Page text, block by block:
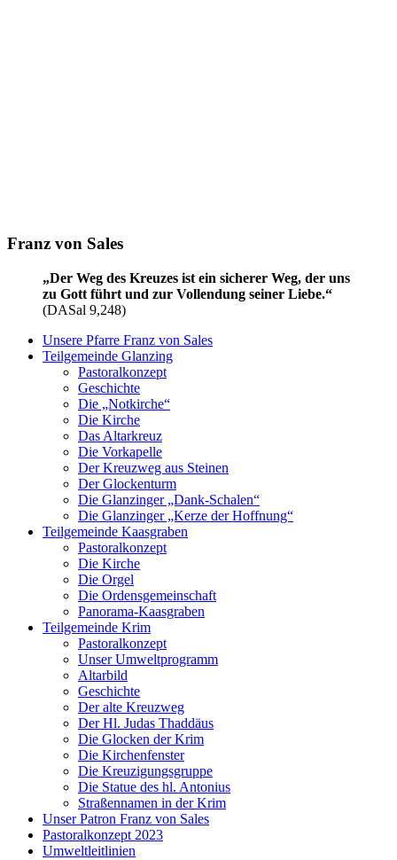
Franz von Sales
„Der Weg des Kreuzes ist ein sicherer Weg, der uns
zu Gott führt und zur Vollendung seiner Liebe.“
(DASal 9,248)
Unsere Pfarre Franz von Sales
Teilgemeinde Glanzing
Pastoralkonzept
Geschichte
Die „Notkirche“
Die Kirche
Das Altarkreuz
Die Vorkapelle
Der Kreuzweg aus Steinen
Der Glockenturm
Die Glanzinger „Dank-Schalen“
Die Glanzinger „Kerze der Hoffnung“
Teilgemeinde Kaasgraben
Pastoralkonzept
Die Kirche
Die Orgel
Die Ordensgemeinschaft
Panorama-Kaasgraben
Teilgemeinde Krim
Pastoralkonzept
Unser Umweltprogramm
Altarbild
Geschichte
Der alte Kreuzweg
Der Hl. Judas Thaddäus
Die Glocken der Krim
Die Kirchenfenster
Die Kreuzigungsgruppe
Die Statue des hl. Antonius
Straßennamen in der Krim
Unser Patron Franz von Sales
Pastoralkonzept 2023
Umweltleitlinien